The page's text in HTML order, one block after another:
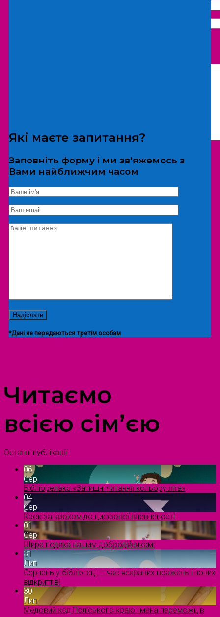
*Дані не передаються третім особам
Екскурсія/локація
Які маєте запитання?
Заповніть форму і ми зв'яжемось з
Вами найближчим часом
*Дані не передаються третім особам
Читаємо
всією сім’єю
Останні публікації
06
Сер
Бібліорелакс «Затишні читання кольору літа»
04
Сер
Крок за кроком до цифрової впевненості
01
Сер
Щира подяка нашим добродійникам!
31
Лип
Серпень у бібліотеці — час яскравих вражень і нових
відкриттів!
30
Лип
Медовий код Поліського краю: імена переможців